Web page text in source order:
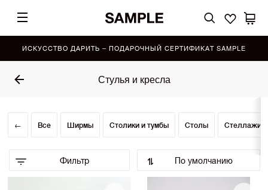
ИСКУССТВО ДАРИТЬ – ПОДАРОЧНЫЙ СЕРТИФИКАТ SAMPLE
Стулья и кресла
← Все Ширмы Столики и тумбы Столы Стеллажи
Фильтр По умолчанию
•